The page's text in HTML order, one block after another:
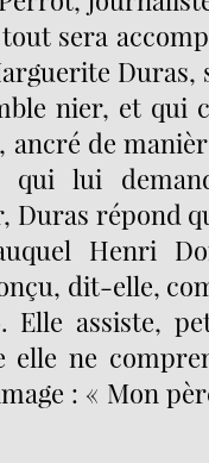
sera
Duras,
nier, et qui
de
qui lui
répond
Henri
dit-elle,
Elle assiste,
elle ne
: « Mon